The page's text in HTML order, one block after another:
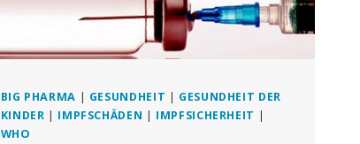
BIG PHARMA | GESUNDHEIT | GESUNDHEIT DER
KINDER | IMPFSCHÄDEN | IMPFSICHERHEIT |
WHO